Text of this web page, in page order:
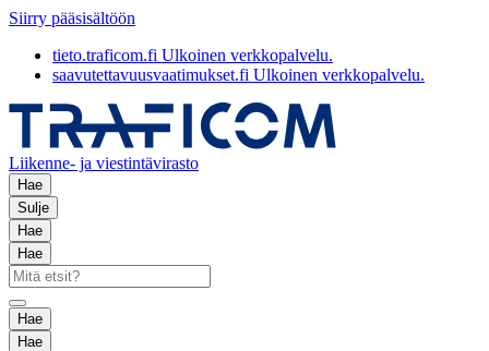
Siirry pääsisältöön
tieto.traficom.fi Ulkoinen verkkopalvelu.
saavutettavuusvaatimukset.fi Ulkoinen verkkopalvelu.
Liikenne- ja viestintävirasto
Hae
Sulje
Hae
Hae
Hae
Hae